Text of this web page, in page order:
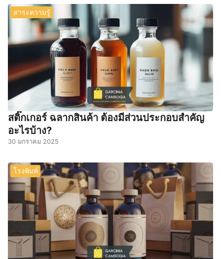
สาระความรู้
สติ๊กเกอร์ ฉลากสินค้า ต้องมีส่วนประกอบสำคัญ
อะไรบ้าง?
30 มกราคม 2025
โรงพิมพ์